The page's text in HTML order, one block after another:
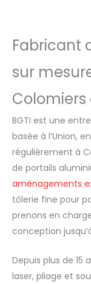
Fabricant
sur
Colomiers
BGTI est une
basée à l’Union,
régulièrement à
de portails
aménagements
tôlerie fine pour
prenons en
conception
Depuis plus de 15
laser, pliage et